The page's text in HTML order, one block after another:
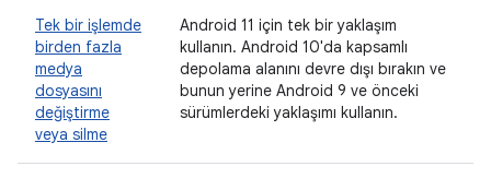
Tek bir işlemde
birden fazla
medya
dosyasını
değiştirme
veya silme
Android 11 için tek bir yaklaşım
kullanın. Android 10'da kapsamlı
depolama alanını devre dışı bırakın ve
bunun yerine Android 9 ve önceki
sürümlerdeki yaklaşımı kullanın.